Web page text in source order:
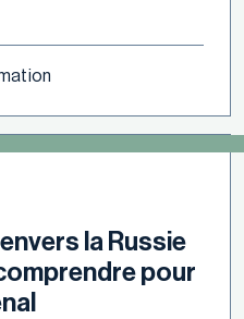
la Russie
pour